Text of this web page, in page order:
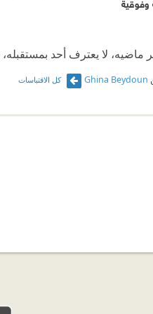
ماضيه، لا يعترف أحد بمستقبله،
Ghina Beydoun كل الاقتباسات